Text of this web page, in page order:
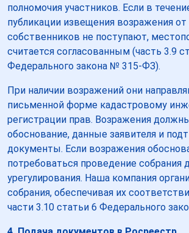
полномочия участников. Если в
публикации извещения возражения от
собственников не поступают,
считается согласованным (часть 3.9
Федерального закона № 315-ФЗ).
При наличии возражений они
письменной форме кадастровому
регистрации прав. Возражения
обоснование, данные заявителя и
документы. Если возражения
потребоваться проведение собрания
урегулирования. Наша компания
собрания, обеспечивая их
части 3.10 статьи 6 Федерального